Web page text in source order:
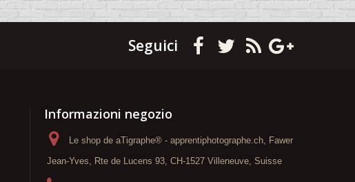
Seguici
Informazioni negozio
Le shop de aTigraphe® - apprentiphotographe.ch, Fawer
Jean-Yves, Rte de Lucens 93, CH-1527 Villeneuve, Suisse